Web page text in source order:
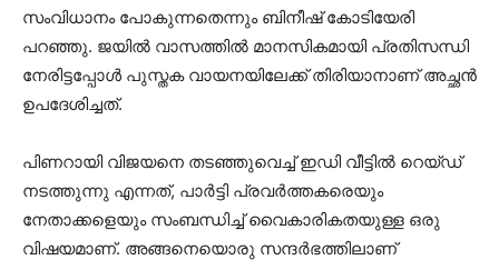
സംവിധാനം പോകുന്നതെന്നും ബിനീഷ് കോടിയേരി
പറഞ്ഞു. ജയില്‍ വാസത്തില്‍ മാനസികമായി പ്രതിസന്ധി
നേരിട്ടപ്പോള്‍ പുസ്തക വായനയിലേക്ക് തിരിയാനാണ് അച്ഛന്‍
ഉപദേശിച്ചത്.
പിണറായി വിജയനെ തടഞ്ഞുവെച്ച് ഇഡി വീട്ടില്‍ റെയ്ഡ്
നടത്തുന്നു എന്നത്, പാര്‍ട്ടി പ്രവര്‍ത്തകരെയും
നേതാക്കളെയും സംബന്ധിച്ച് വൈകാരികതയുള്ള ഒരു
വിഷയമാണ്. അങ്ങനെയൊരു സന്ദര്‍ഭത്തിലാണ്